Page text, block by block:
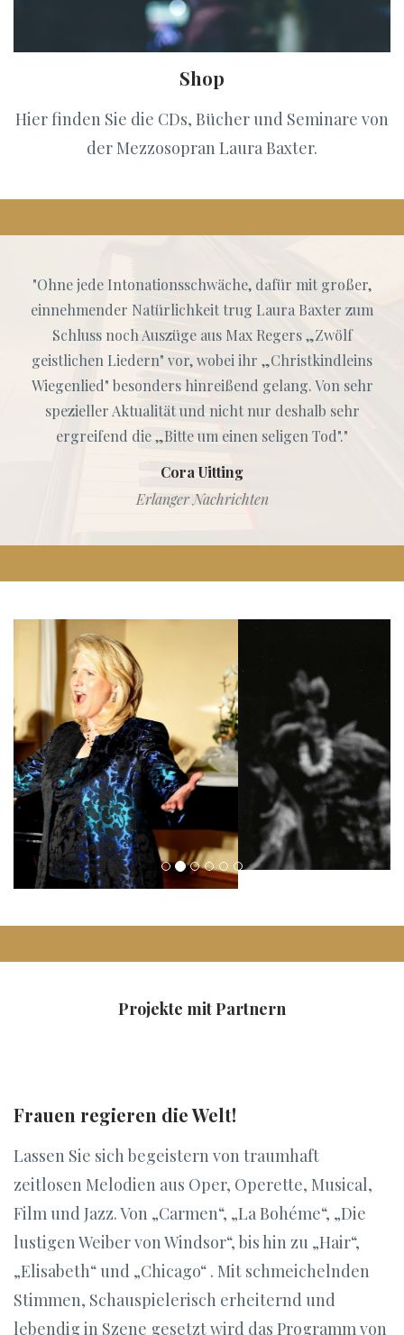
Shop
Hier finden Sie die CDs, Bücher und Seminare von
der Mezzosopran Laura Baxter.
"Ohne jede Intonationsschwäche, dafür mit großer,
einnehmender Natürlichkeit trug Laura Baxter zum
Schluss noch Auszüge aus Max Regers „Zwölf
geistlichen Liedern" vor, wobei ihr „Christkindleins
Wiegenlied" besonders hinreißend gelang. Von sehr
spezieller Aktualität und nicht nur deshalb sehr
ergreifend die „Bitte um einen seligen Tod"."
Cora Uitting
Erlanger Nachrichten
zeitlosen Melodien aus Oper, Operette, Musical,
Film und Jazz. Von „Carmen“, „La Bohéme“, „Die
lustigen Weiber von Windsor“, bis hin zu „Hair“,
„Elisabeth“ und „Chicago“ . Mit schmeichelnden
Stimmen, Schauspielerisch erheiternd und
lebendig in Szene gesetzt wird das Programm von